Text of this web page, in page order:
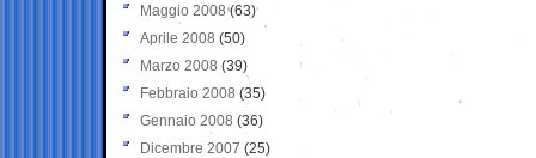
Maggio 2008(63)
Aprile 2008 (50)
Marzo 2008 (39)
Febbraio 2008 (35)
Gennaio 2008 (36)
Dicembre 2007 (25)